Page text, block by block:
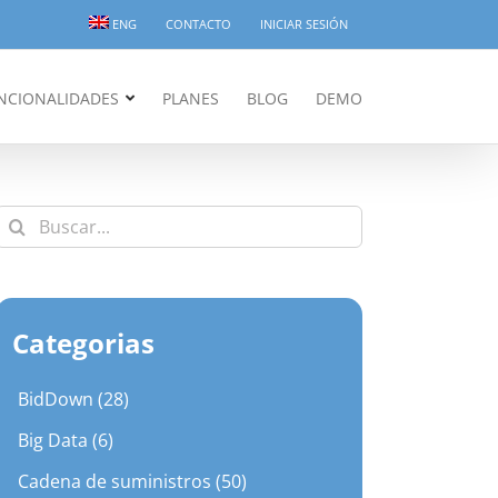
ENG CONTACTO INICIAR SESIÓN
PLANES BLOG DEMO
Categorias
BidDown (28)
Big Data (6)
Cadena de suministros (50)